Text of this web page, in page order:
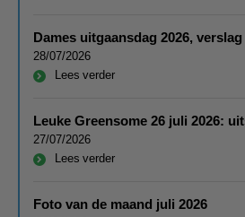
Dames uitgaansdag 2026, verslag
28/07/2026
Lees verder
Leuke Greensome 26 juli 2026:
27/07/2026
Lees verder
Foto van de maand juli 2026